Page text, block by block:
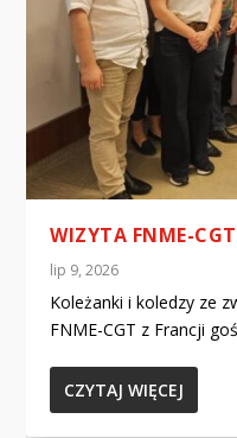
WIZYTA FNME-
lip 9, 2026
Koleżanki i koledzy ze
FNME-CGT z Francji
CZYTAJ WIĘCEJ